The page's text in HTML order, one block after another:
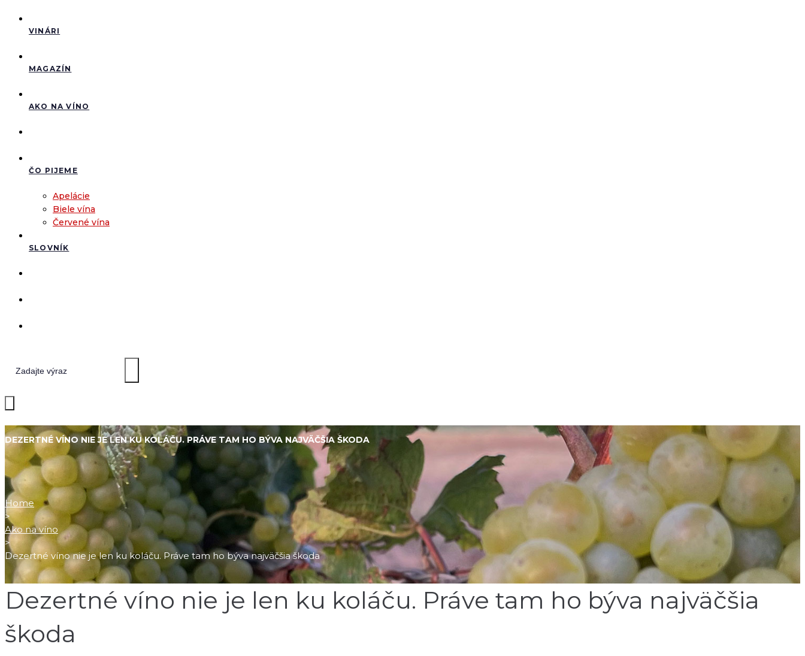
VINÁRI
MAGAZÍN
AKO NA VÍNO
ČO PIJEME
Apelácie
Biele vína
Červené vína
SLOVNÍK
DEZERTNÉ VÍNO NIE JE LEN KU KOLÁČU. PRÁVE TAM HO BÝVA NAJVÄČŠIA ŠKODA
Home
>
Ako na víno
>
Dezertné víno nie je len ku koláču. Práve tam ho býva najväčšia škoda
Dezertné víno nie je len ku koláču. Práve tam ho býva najväčšia
škoda